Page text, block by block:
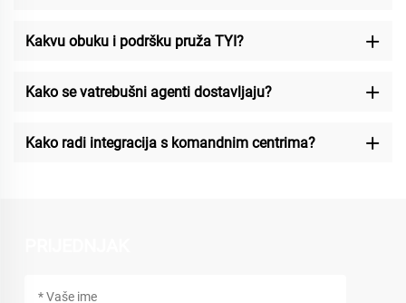
Kakvu obuku i podršku pruža TYI?
Kako se vatrebušni agenti dostavljaju?
Kako radi integracija s komandnim centrima?